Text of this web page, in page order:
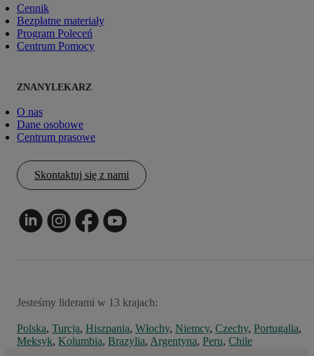
Cennik
Bezpłatne materiały
Program Poleceń
Centrum Pomocy
ZNANYLEKARZ
O nas
Dane osobowe
Centrum prasowe
Skontaktuj się z nami
Jesteśmy liderami w 13 krajach:
Polska, Turcja, Hiszpania, Włochy, Niemcy, Czechy, Portugalia,
Meksyk, Kolumbia, Brazylia, Argentyna, Peru, Chile